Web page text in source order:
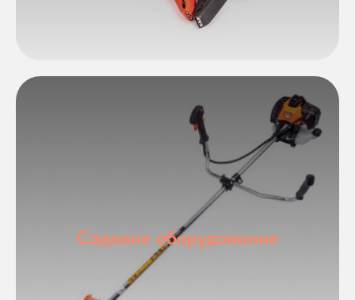
Садовое оборудование